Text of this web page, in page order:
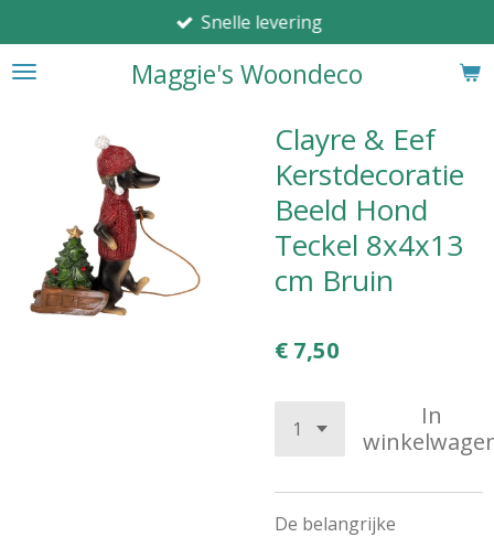
direct
naar
Maggie's Woondeco
Snelle levering
Clayre & Eef
Kerstdecoratie
Beeld Hond
Teckel 8x4x13
cm Bruin
€ 7,50
In
De belangrijke